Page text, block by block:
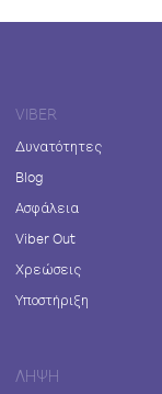
VIBER
Δυνατότητες
Blog
Ασφάλεια
Viber Out
Χρεώσεις
Υποστήριξη
ΛΉΨΗ